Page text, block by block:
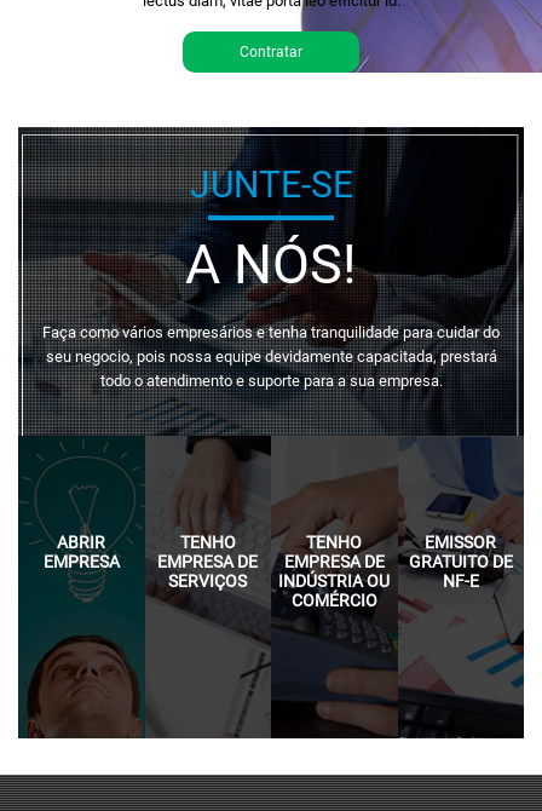
Contratar
JUNTE-SE
A NÓS!
Faça como vários empresários e tenha tranquilidade para cuidar do
seu negocio, pois nossa equipe devidamente capacitada, prestará
todo o atendimento e suporte para a sua empresa.
ABRIR
EMPRESA
TENHO
EMPRESA DE
SERVIÇOS
TENHO
EMPRESA DE
INDÚSTRIA OU
COMÉRCIO
EMISSOR
GRATUITO DE
NF-E